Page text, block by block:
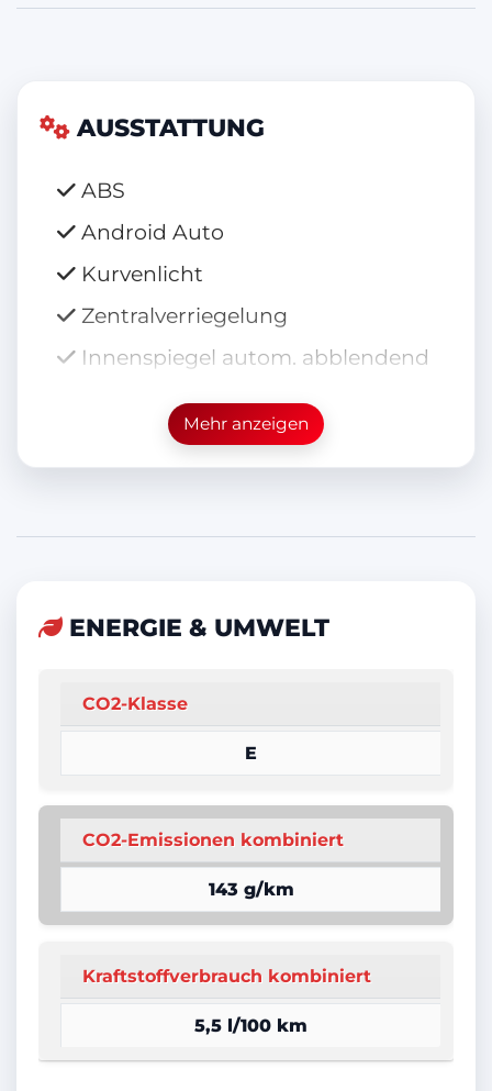
AUSSTATTUNG
ABS
Android Auto
Kurvenlicht
Zentralverriegelung
Innenspiegel autom. abblendend
Elektr. Fensterheber
Müdigkeitswarner
Partikelfilter
Dachreling
Schiebedach
Touchscreen
Sprachsteuerung
Armlehne
Klimaanlage
Mehr anzeigen
ENERGIE & UMWELT
CO2-Klasse
E
CO2-Emissionen kombiniert
143 g/km
Kraftstoffverbrauch kombiniert
5,5 l/100 km